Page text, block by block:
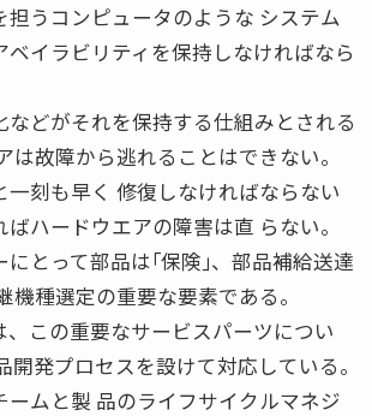
うコンピュータのような システム
ベイラビリティを保持しなければなら
などがそれを保持する仕組みとされる
は故障から逃れることはできない。
刻も早く 修復しなければならない
ハードウエアの障害は直 らない。
にとって部品は｢保険｣、部品補給送達
機種選定の重要な要素である。
、この重要なサービスパーツについ
開発プロセスを設けて対応している。
ームと製 品のライフサイクルマネジ